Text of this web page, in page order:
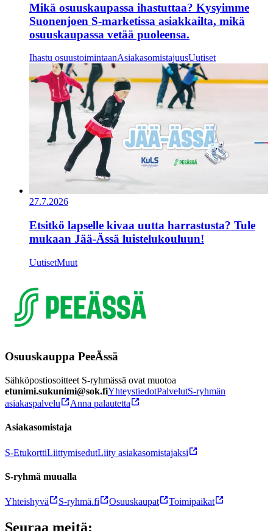
Mikä osuuskaupassa ihastuttaa? Kysyimme
Suonenjoen S-marketissa asiakkailta, mikä
osuuskaupassa vetää puoleensa.
Ihastu osuustoimintaanAsiakasomistajuusUutiset
27.7.2026
Etsitkö lapselle kivaa uutta harrastusta? Tule
mukaan Jää-Ässä luistelukouluun!
UutisetMuut
Osuuskauppa PeeÄssä
Sähköpostiosoitteet S-ryhmässä ovat muotoa
etunimi.sukunimi@sok.fiYhteystiedotPalvelutS-ryhmän
asiakaspalvelu
Anna palautetta
Asiakasomistaja
S-EtukorttiLiittymisedutLiity asiakasomistajaksi
S-ryhmä muualla
Yhteishyvä S-ryhmä.fi Osuuskaupat Toimipaikat
Seuraa meitä: